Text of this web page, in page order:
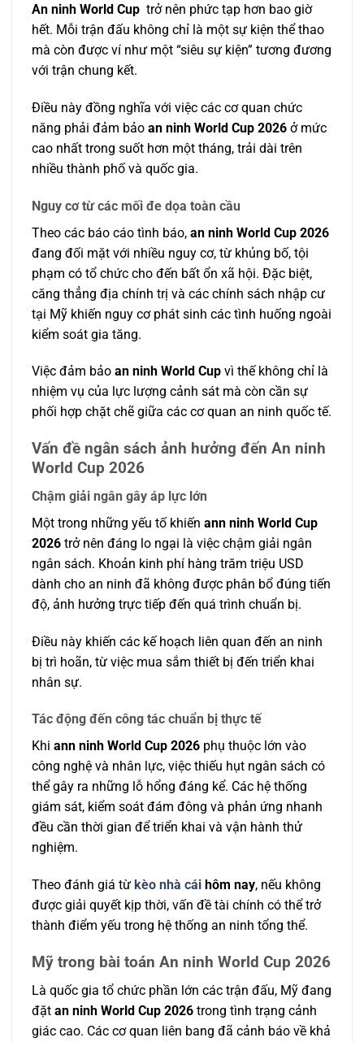
An ninh World Cup trở nên phức tạp hơn bao giờ
hết. Mỗi trận đấu không chỉ là một sự kiện thể thao
mà còn được ví như một “siêu sự kiện” tương đương
với trận chung kết.
Điều này đồng nghĩa với việc các cơ quan chức
năng phải đảm bảo an ninh World Cup 2026 ở mức
cao nhất trong suốt hơn một tháng, trải dài trên
nhiều thành phố và quốc gia.
Nguy cơ từ các mối đe dọa toàn cầu
Theo các báo cáo tình báo, an ninh World Cup 2026
đang đối mặt với nhiều nguy cơ, từ khủng bố, tội
phạm có tổ chức cho đến bất ổn xã hội. Đặc biệt,
căng thẳng địa chính trị và các chính sách nhập cư
tại Mỹ khiến nguy cơ phát sinh các tình huống ngoài
kiểm soát gia tăng.
Việc đảm bảo an ninh World Cup vì thế không chỉ là
nhiệm vụ của lực lượng cảnh sát mà còn cần sự
phối hợp chặt chẽ giữa các cơ quan an ninh quốc tế.
Vấn đề ngân sách ảnh hưởng đến An ninh
World Cup 2026
Chậm giải ngân gây áp lực lớn
Một trong những yếu tố khiến ann ninh World Cup
2026 trở nên đáng lo ngại là việc chậm giải ngân
ngân sách. Khoản kinh phí hàng trăm triệu USD
dành cho an ninh đã không được phân bổ đúng tiến
độ, ảnh hưởng trực tiếp đến quá trình chuẩn bị.
Điều này khiến các kế hoạch liên quan đến an ninh
bị trì hoãn, từ việc mua sắm thiết bị đến triển khai
nhân sự.
Tác động đến công tác chuẩn bị thực tế
Khi ann ninh World Cup 2026 phụ thuộc lớn vào
công nghệ và nhân lực, việc thiếu hụt ngân sách có
thể gây ra những lỗ hổng đáng kể. Các hệ thống
giám sát, kiểm soát đám đông và phản ứng nhanh
đều cần thời gian để triển khai và vận hành thử
nghiệm.
Theo đánh giá từ kèo nhà cái hôm nay, nếu không
được giải quyết kịp thời, vấn đề tài chính có thể trở
thành điểm yếu trong hệ thống an ninh tổng thể.
Mỹ trong bài toán An ninh World Cup 2026
Là quốc gia tổ chức phần lớn các trận đấu, Mỹ đang
đặt an ninh World Cup 2026 trong tình trạng cảnh
giác cao. Các cơ quan liên bang đã cảnh báo về khả